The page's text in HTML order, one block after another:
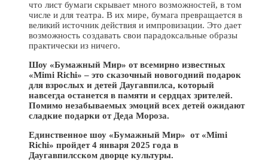
что лист бумаги скрывает много возможностей, в том
числе и для театра. В их мире, бумага превращается в
великий источник действия и импровизации. Это дает
возможность создавать свои парадоксальные образы
практически из ничего.
Шоу «Бумажный Мир» от всемирно известных
«Mimi Richi» – это сказочный новогодний подарок
для взрослых и детей Даугавпилса, который
навсегда останется в памяти и сердцах зрителей.
Помимо незабываемых эмоций всех детей ожидают
сладкие подарки от Деда Мороза.
Единственное шоу «Бумажный Мир» от «Mimi
Richi» пройдет 4 января 2025 года в
Даугавпилсском дворце культуры.